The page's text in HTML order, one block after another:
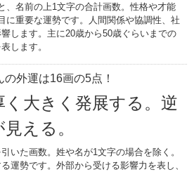
、名前の上1文字の合計画数。性格や才能
に重要な運勢です。人間関係や協調性、社
します。主に20歳から50歳ぐらいまでの
します。
外運は16画の5点！
く大きく発展する。逆
える。
いた画数。姓や名が1文字の場合を除く。
運勢です。外部から受ける影響力を表し、